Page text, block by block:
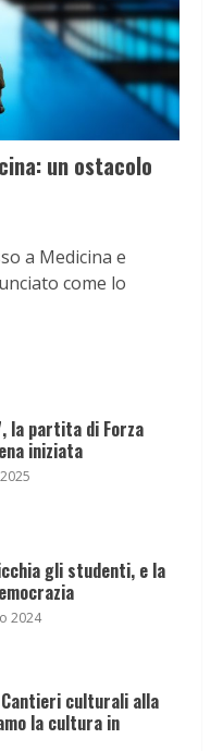
un ostacolo
a Medicina e
come lo
la partita di Forza
iniziata
gli studenti, e la
2024
culturali alla
la cultura in